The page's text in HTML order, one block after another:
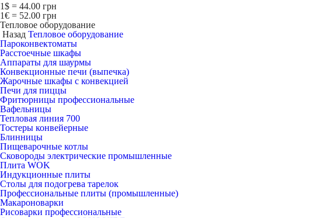
1$ = 44.00 грн
1€ = 52.00 грн
Тепловое оборудование
Назад Тепловое оборудование
Пароконвектоматы
Расcтоечные шкафы
Аппараты для шаурмы
Конвекционные печи (выпечка)
Жарочные шкафы с конвекцией
Печи для пиццы
Фритюрницы профессиональные
Вафельницы
Тепловая линия 700
Тостеры конвейерные
Блинницы
Пищеварочные котлы
Сковороды электрические промышленные
Плита WOK
Индукционные плиты
Столы для подогрева тарелок
Профессиональные плиты (промышленные)
Макароноварки
Рисоварки профессиональные